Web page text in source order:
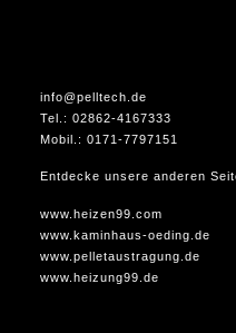
info@pelltech.de
Tel.: 02862-4167333
Mobil.: 0171-7797151
Entdecke unsere anderen
www.heizen99.com
www.kaminhaus-oeding.de
www.pelletaustragung.de
www.heizung99.de